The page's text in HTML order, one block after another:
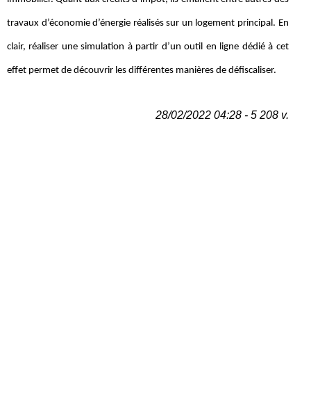
travaux d’économie d’énergie réalisés sur un logement principal. En
clair, réaliser une simulation à partir d’un outil en ligne dédié à cet
effet permet de découvrir les différentes manières de défiscaliser.
28/02/2022 04:28 - 5 208 v.